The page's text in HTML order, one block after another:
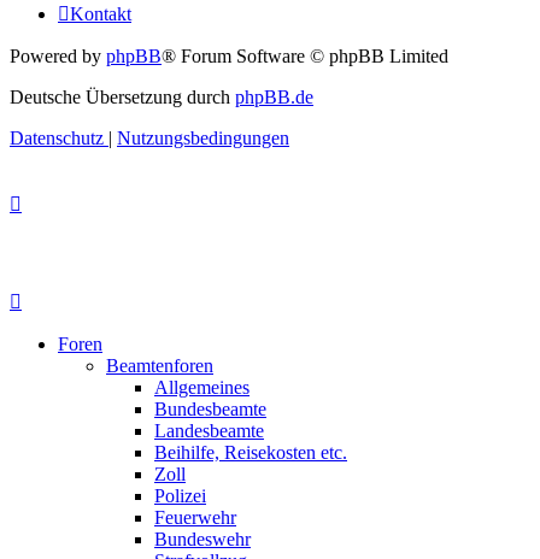
Kontakt
Powered by phpBB® Forum Software © phpBB Limited
Deutsche Übersetzung durch phpBB.de
Datenschutz | Nutzungsbedingungen
Foren
Beamtenforen
Allgemeines
Bundesbeamte
Landesbeamte
Beihilfe, Reisekosten etc.
Zoll
Polizei
Feuerwehr
Bundeswehr